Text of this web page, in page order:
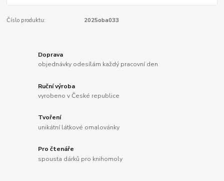
Číslo produktu: 2025oba033
Doprava
objednávky odesílám každý pracovní den
Ruční výroba
vyrobeno v České republice
Tvoření
unikátní látkové omalovánky
Pro čtenáře
spousta dárků pro knihomoly